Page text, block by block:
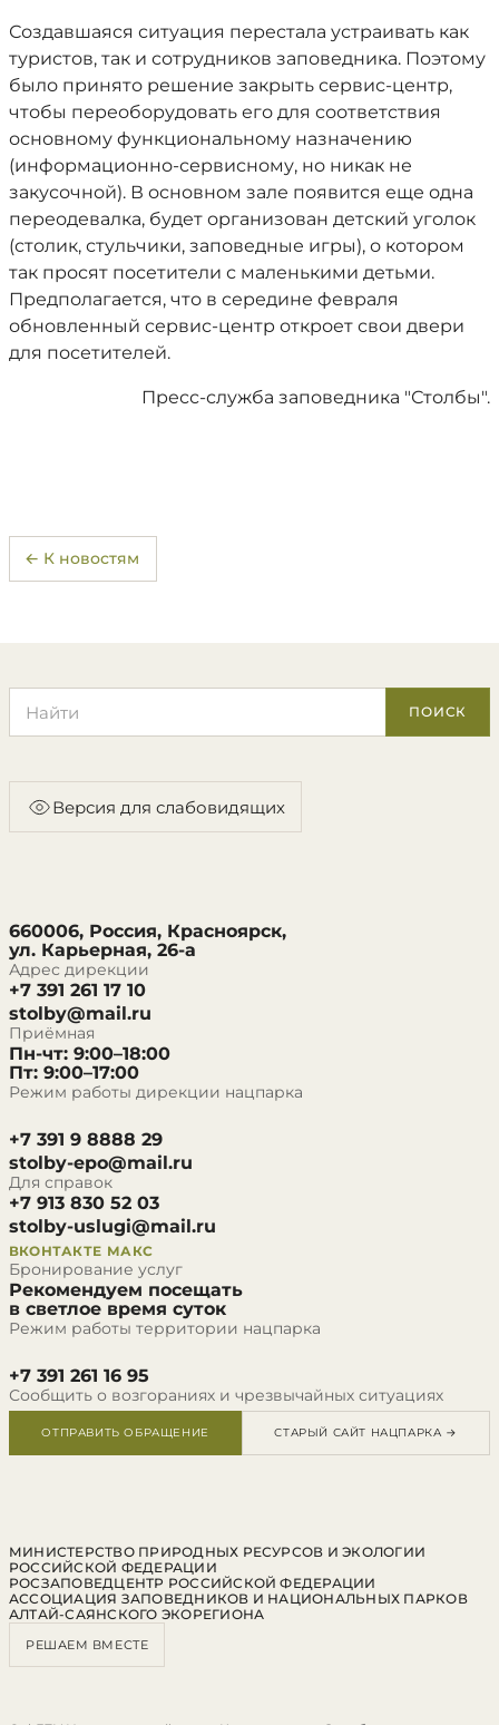
Создавшаяся ситуация перестала устраивать как
туристов, так и сотрудников заповедника. Поэтому
было принято решение закрыть сервис-центр,
чтобы переоборудовать его для соответствия
основному функциональному назначению
(информационно-сервисному, но никак не
закусочной). В основном зале появится еще одна
переодевалка, будет организован детский уголок
(столик, стульчики, заповедные игры), о котором
так просят посетители с маленькими детьми.
Предполагается, что в середине февраля
обновленный сервис-центр откроет свои двери
для посетителей.
Пресс-служба заповедника "Столбы".
← К новостям
ПОИСК
Версия для слабовидящих
660006, Россия, Красноярск,
ул. Карьерная, 26-а
Адрес дирекции
+7 391 261 17 10
stolby@mail.ru
Приёмная
Пн-чт: 9:00–18:00
Пт: 9:00–17:00
Режим работы дирекции нацпарка
+7 391 9 8888 29
stolby-epo@mail.ru
Для справок
+7 913 830 52 03
stolby-uslugi@mail.ru
ВКОНТАКТЕ МАКС
Бронирование услуг
Рекомендуем посещать
в светлое время суток
Режим работы территории нацпарка
+7 391 261 16 95
Сообщить о возгораниях и чрезвычайных ситуациях
ОТПРАВИТЬ ОБРАЩЕНИЕ СТАРЫЙ САЙТ НАЦПАРКА →
МИНИСТЕРСТВО ПРИРОДНЫХ РЕСУРСОВ И ЭКОЛОГИИ
РОССИЙСКОЙ ФЕДЕРАЦИИ
РОСЗАПОВЕДЦЕНТР РОССИЙСКОЙ ФЕДЕРАЦИИ
АССОЦИАЦИЯ ЗАПОВЕДНИКОВ И НАЦИОНАЛЬНЫХ ПАРКОВ
АЛТАЙ-САЯНСКОГО ЭКОРЕГИОНА
РЕШАЕМ ВМЕСТЕ